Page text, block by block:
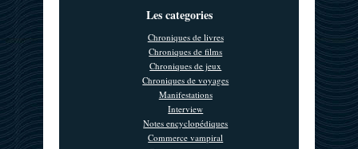
Les categories
Chroniques de livres
Chroniques de films
Chroniques de jeux
Chroniques de voyages
Manifestations
Interview
Notes encyclopédiques
Commerce vampiral